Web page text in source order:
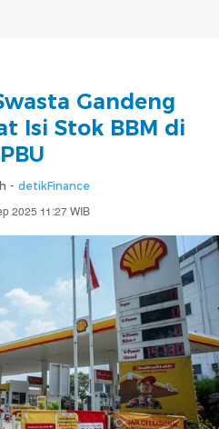
Gandeng
Isi Stok BBM di
- detikFinance
2025 11:27 WIB